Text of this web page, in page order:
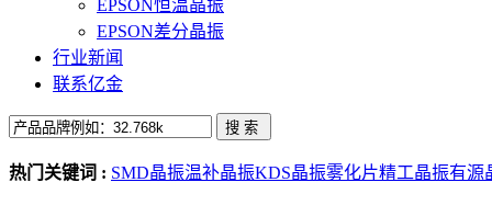
EPSON恒温晶振
EPSON差分晶振
行业新闻
联系亿金
热门关键词 : SMD晶振温补晶振KDS晶振雾化片精工晶振有源